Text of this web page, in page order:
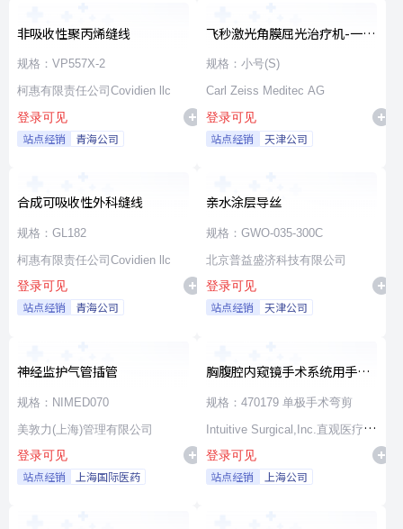
非吸收性聚丙烯缝线
规格：VP557X-2
柯惠有限责任公司Covidien llc
登录可见
站点经销 青海公司
飞秒激光角膜屈光治疗机-一次
性使用无菌治疗包
规格：小号(S)
Carl Zeiss Meditec AG
登录可见
站点经销 天津公司
合成可吸收性外科缝线
规格：GL182
柯惠有限责任公司Covidien llc
登录可见
站点经销 青海公司
亲水涂层导丝
规格：GWO-035-300C
北京普益盛济科技有限公司
登录可见
站点经销 天津公司
神经监护气管插管
规格：NIMED070
美敦力(上海)管理有限公司
登录可见
站点经销 上海国际医药
胸腹腔内窥镜手术系统用手术
器械
规格：470179 单极手术弯剪
Intuitive Surgical,Inc.直观医疗公
司
登录可见
站点经销 上海公司